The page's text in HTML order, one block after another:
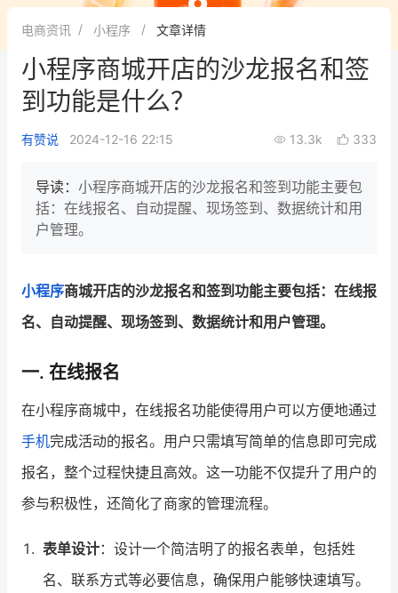
面对面聊增长
新零售大会
增长产品指南
产品更新动态 帮助中心
品牌消费观
新零售资讯
私域课程 新零售内参
增长俱乐部
增长俱乐部 有赞商盟
电商资讯 小程序 文章详情
小程序商城开店的沙龙报名和签
到功能是什么？
有赞说 2024-12-16 22:15 13.3k 333
导读： 小程序商城开店的沙龙报名和签到功能主要包
括：在线报名、自动提醒、现场签到、数据统计和用
户管理。
小程序商城开店的沙龙报名和签到功能主要包括：在线报
名、自动提醒、现场签到、数据统计和用户管理。
一. 在线报名
在小程序商城中，在线报名功能使得用户可以方便地通过
手机完成活动的报名。用户只需填写简单的信息即可完成
报名，整个过程快捷且高效。这一功能不仅提升了用户的
参与积极性，还简化了商家的管理流程。
表单设计：设计一个简洁明了的报名表单，包括姓
名、联系方式等必要信息，确保用户能够快速填写。